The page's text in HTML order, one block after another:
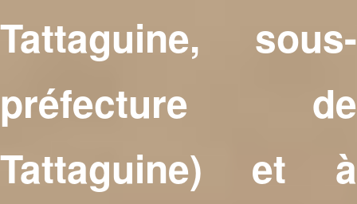
Tattaguine, sous-
préfecture de
Tattaguine) et à